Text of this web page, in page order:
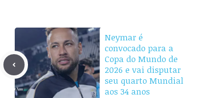
Neymar é
convocado para a
Copa do Mundo de
2026 e vai disputar
seu quarto Mundial
aos 34 anos